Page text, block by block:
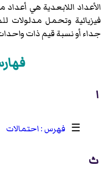
الأعداد اللابعدية هي
فيزيائية وتحمل مدلولات
جداء أو نسبة قيم ذات واحدات
ا
☰ احتمالات
ث